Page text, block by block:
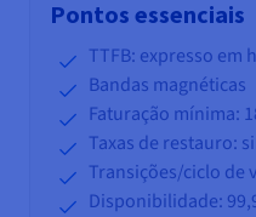
Pontos essenciais
TTFB: expresso em
Bandas magnéticas
Faturação mínima:
Taxas de restauro:
Transições/ciclo de
Disponibilidade: